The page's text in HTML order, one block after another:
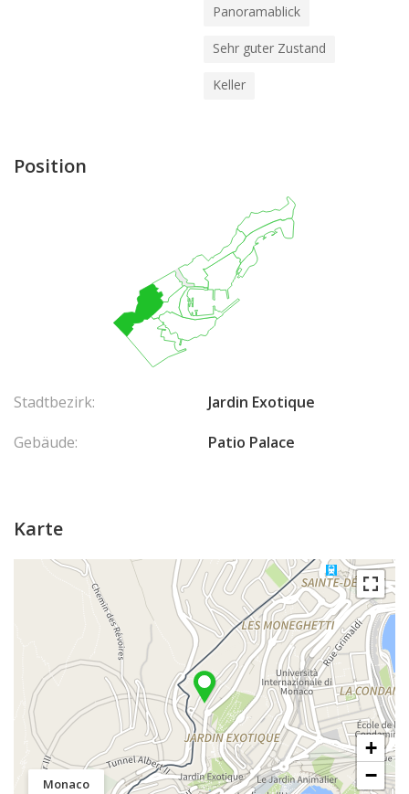
Panoramablick
Sehr guter Zustand
Keller
Position
Stadtbezirk:
Jardin Exotique
Gebäude:
Patio Palace
Karte
Monaco
+
−